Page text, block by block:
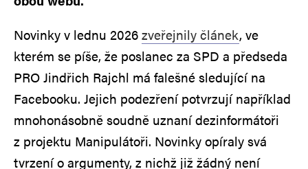
Novinky v lednu 2026zveřejnily článek, ve
kterém se píše, že poslanec za SPD a předseda
PRO Jindřich Rajchl má falešné sledující na
Facebooku. Jejich podezření potvrzují například
mnohonásobně soudně uznaní dezinformátoři
z projektu Manipulátoři. Novinky opíraly svá
tvrzení o argumenty, z nichž již žádný není